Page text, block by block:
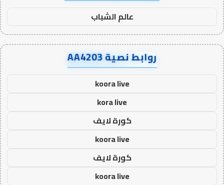
عالم الشباب
روابط نصية AA4203
koora live
kora live
كورة لايف
koora live
كورة لايف
koora live